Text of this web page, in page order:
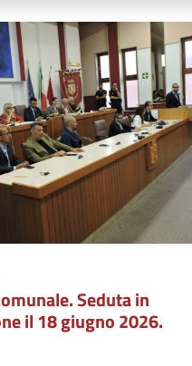
Seduta in
il 18 giugno 2026.